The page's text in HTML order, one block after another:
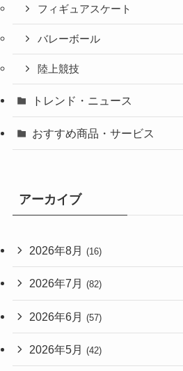
フィギュアスケート
バレーボール
陸上競技
トレンド・ニュース
おすすめ商品・サービス
アーカイブ
2026年8月 (16)
2026年7月 (82)
2026年6月 (57)
2026年5月 (42)